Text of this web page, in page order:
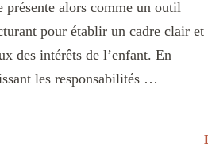
présente alors comme un outil
pour établir un cadre clair et
des intérêts de l’enfant. En
les responsabilités …